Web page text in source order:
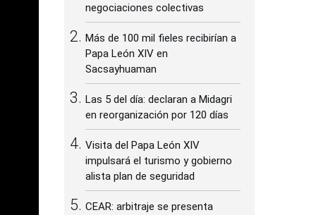
negociaciones colectivas
Más de 100 mil fieles recibirían a
Papa León XIV en
Sacsayhuaman
Las 5 del día: declaran a Midagri
en reorganización por 120 días
Visita del Papa León XIV
impulsará el turismo y gobierno
alista plan de seguridad
CEAR: arbitraje se presenta